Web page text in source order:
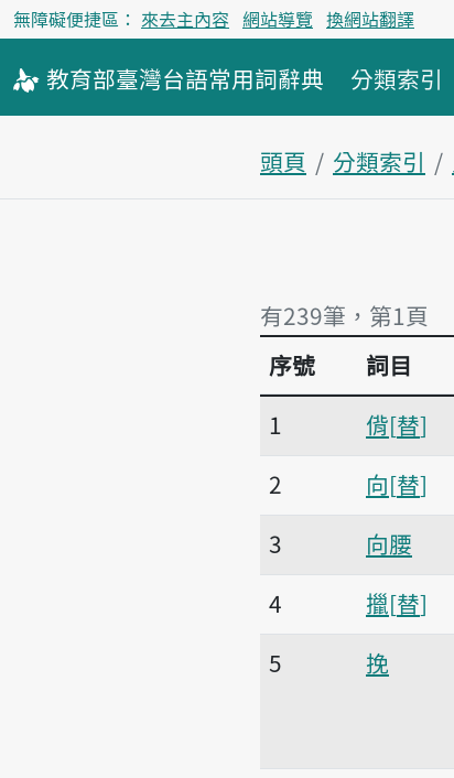
無障礙便捷區： 來去主內容 網站導覽 換網站翻譯
教育部臺灣台語常用詞辭典 分類索引
頭頁 分類索引
有239筆，第1頁
有239筆，第1頁
序號 詞目
1
偝 替
2
向 替
3
向腰
4
擸 替
5
挽